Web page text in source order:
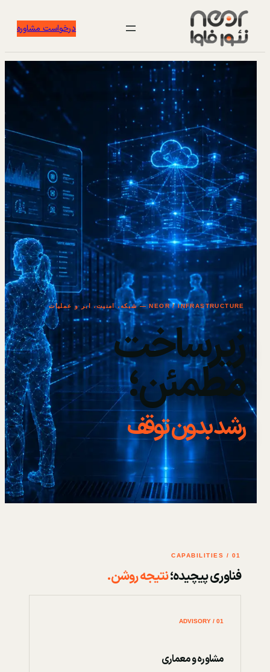
درخواست مشاوره
NEOR / INFRASTRUCTURE — شبکه، امنیت، ابر و عملیات
زیرساخت
مطمئن؛
رشد بدون توقف
01 / CAPABILITIES
فناوری پیچیده؛نتیجه روشن.
01 / ADVISORY
مشاوره و معماری